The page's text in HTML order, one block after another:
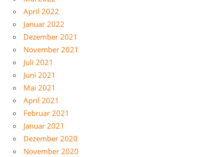
April 2022
Januar 2022
Dezember 2021
November 2021
Juli 2021
Juni 2021
Mai 2021
April 2021
Februar 2021
Januar 2021
Dezember 2020
November 2020